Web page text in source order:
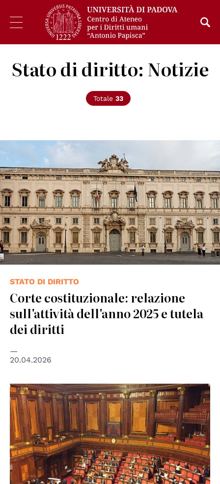
Stato di diritto: Notizie
Totale 33
© pubblico dominio
STATO DI DIRITTO
Corte costituzionale: relazione
sull'attività dell'anno 2025 e tutela
dei diritti
20.04.2026
© Fratello.Gracco